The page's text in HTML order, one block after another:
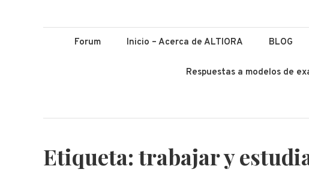
ALTIORA –
Forum Inicio – Acerca de ALTIORA BLOG
Respuestas a modelos de
Etiqueta: trabajar y